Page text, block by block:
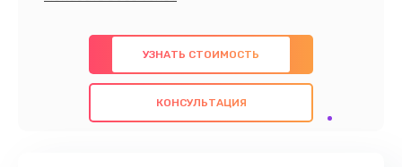
предлагаем быстрый и качественный ремонт с
использованием оригинальных компонентов, а
также гарантируем качество всех
проведенных работ. Наша цель - предоставить
УЗНАТЬ СТОИМОСТЬ
КОНСУЛЬТАЦИЯ